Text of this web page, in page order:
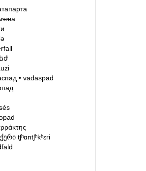
• vadaspad
tʃʰɑntʃʰkʰɛri